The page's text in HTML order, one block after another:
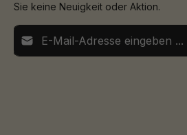
Sie keine Neuigkeit oder Aktion.
E-Mail-Adresse*